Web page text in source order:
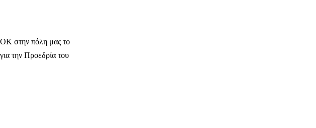
στην πόλη μας το
την Προεδρία του